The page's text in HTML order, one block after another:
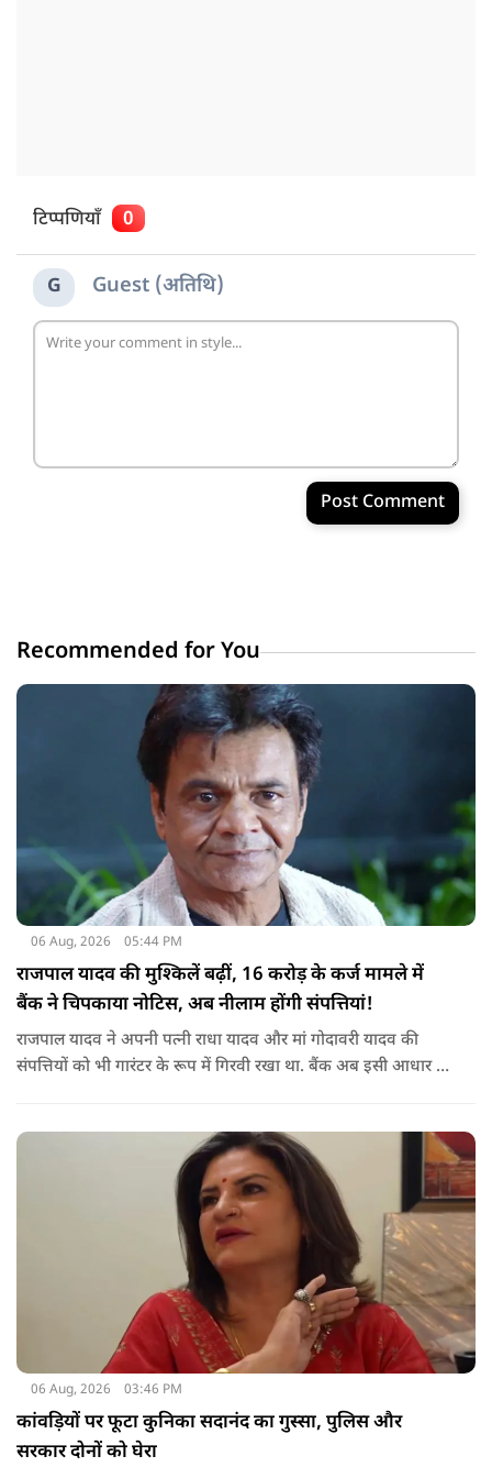
टिप्पणियाँ 0
G Guest (अतिथि)
Post Comment
Recommended for You
06 Aug, 2026 05:44 PM
राजपाल यादव की मुश्किलें बढ़ीं, 16 करोड़ के कर्ज मामले में
बैंक ने चिपकाया नोटिस, अब नीलाम होंगी संपत्तियां!
राजपाल यादव ने अपनी पत्नी राधा यादव और मां गोदावरी यादव की
संपत्तियों को भी गारंटर के रूप में गिरवी रखा था. बैंक अब इसी आधार पर
वसूली प्रक्रिया चल रही है.
06 Aug, 2026 03:46 PM
कांवड़ियों पर फूटा कुनिका सदानंद का गुस्सा, पुलिस और
सरकार दोनों को घेरा